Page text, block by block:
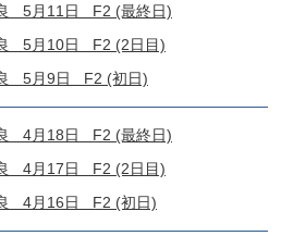
5月11日 F2 (最終日)
5月10日 F2 (2日目)
5月9日 F2 (初日)
4月18日 F2 (最終日)
4月17日 F2 (2日目)
4月16日 F2 (初日)